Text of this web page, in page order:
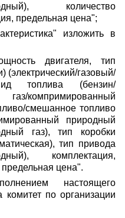
количество
предельная цена";
изложить в
двигателя, тип
(электрический/газовый/
топлива (бензин/
компримированный
смешанное топливо
природный
газ), тип коробки
тип привода
комплектация,
цена".
настоящего
комитет по организации